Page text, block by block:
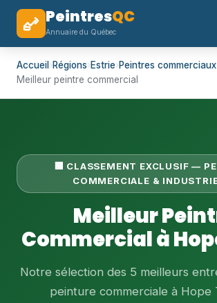
PeintresQC
Annuaire du Québec
Accueil ›Régions›Estrie›Peintres
Meilleur peintre commercial
🏢 CLASSEMENT EXCLUSIF —
COMMERCIALE &
Meilleur
Commercial à
Notre sélection des 5 meilleurs
peinture commerciale à